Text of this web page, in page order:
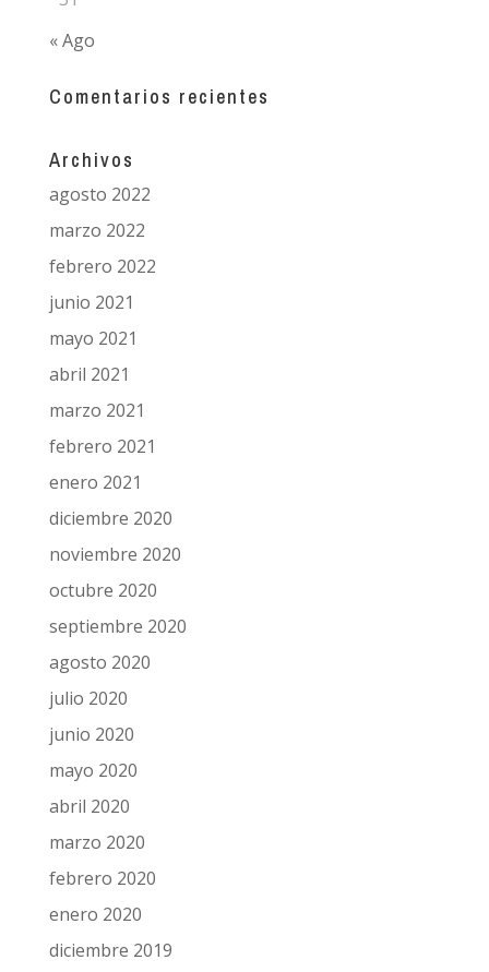
« Ago
Comentarios recientes
Archivos
agosto 2022
marzo 2022
febrero 2022
junio 2021
mayo 2021
abril 2021
marzo 2021
febrero 2021
enero 2021
diciembre 2020
noviembre 2020
octubre 2020
septiembre 2020
agosto 2020
julio 2020
junio 2020
mayo 2020
abril 2020
marzo 2020
febrero 2020
enero 2020
diciembre 2019